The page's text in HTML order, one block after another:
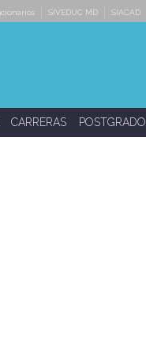
SIVEDUC MD SIACAD
CARRERAS POSTGRADO